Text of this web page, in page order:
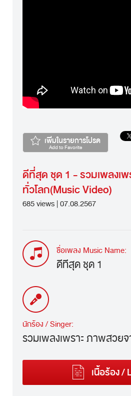
เพิ่มในรายการโปรด
Add to Favorite
ดีที่สุด ชุด 1 - รวมเพลงเ
ทั่วโลก(Music Video)
685 views | 07.08.2567
ชื่อเพลง Music Name:
ดีที่สุด ชุด 1
นักร้อง / Singer:
รวมเพลงเพราะ ภาพสวย
เนื้อร้อง /